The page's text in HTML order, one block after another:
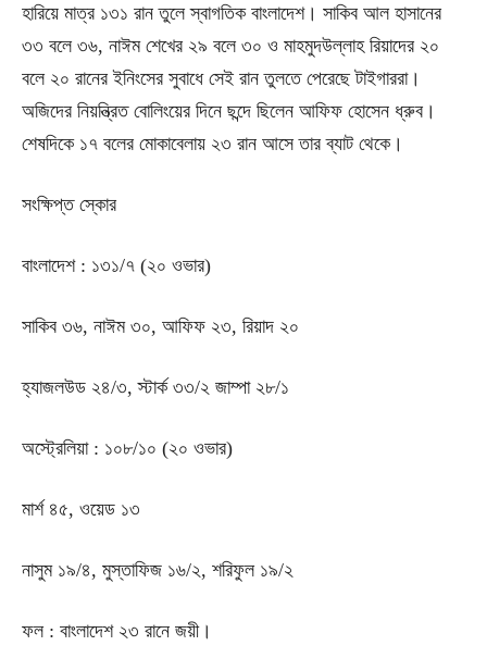
হারিয়ে মাত্র ১৩১ রান তুলে স্বাগতিক বাংলাদেশ। সাকিব আল হাসানের
৩৩ বলে ৩৬, নাঈম শেখের ২৯ বলে ৩০ ও মাহমুদউল্লাহ রিয়াদের ২০
বলে ২০ রানের ইনিংসের সুবাধে সেই রান তুলতে পেরেছে টাইগাররা।
অজিদের নিয়ন্ত্রিত বোলিংয়ের দিনে ছন্দে ছিলেন আফিফ হোসেন ধ্রুব।
শেষদিকে ১৭ বলের মোকাবেলায় ২৩ রান আসে তার ব্যাট থেকে।
সংক্ষিপ্ত স্কোর
বাংলাদেশ : ১৩১/৭ (২০ ওভার)
সাকিব ৩৬, নাঈম ৩০, আফিফ ২৩, রিয়াদ ২০
হ্যাজলউড ২৪/৩, স্টার্ক ৩৩/২ জাম্পা ২৮/১
অস্ট্রেলিয়া : ১০৮/১০ (২০ ওভার)
মার্শ ৪৫, ওয়েড ১৩
নাসুম ১৯/৪, মুস্তাফিজ ১৬/২, শরিফুল ১৯/২
ফল : বাংলাদেশ ২৩ রানে জয়ী।